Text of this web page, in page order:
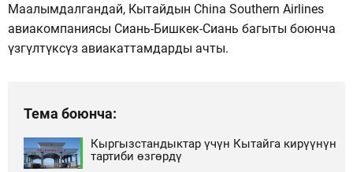
Маалымдалгандай, Кытайдын China Southern Airlines
авиакомпаниясы Сиань-Бишкек-Сиань багыты боюнча
үзгүлтүксүз авиакаттамдарды ачты.
Тема боюнча:
Кыргызстандыктар үчүн Кытайга кирүүнүн
тартиби өзгөрдү